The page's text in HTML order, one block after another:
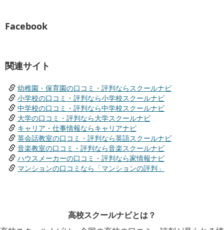
Facebook
関連サイト
幼稚園・保育園の口コミ・評判ならスクールナビ
小学校の口コミ・評判なら小学校スクールナビ
中学校の口コミ・評判なら中学校スクールナビ
大学の口コミ・評判なら大学スクールナビ
キャリア・仕事情報ならキャリアナビ
英会話教室の口コミ・評判なら英語スクールナビ
音楽教室の口コミ・評判なら音楽スクールナビ
ハウスメーカーの口コミ・評判なら家情報ナビ
マンションの口コミなら「マンションの評判」
高校スクールナビとは？